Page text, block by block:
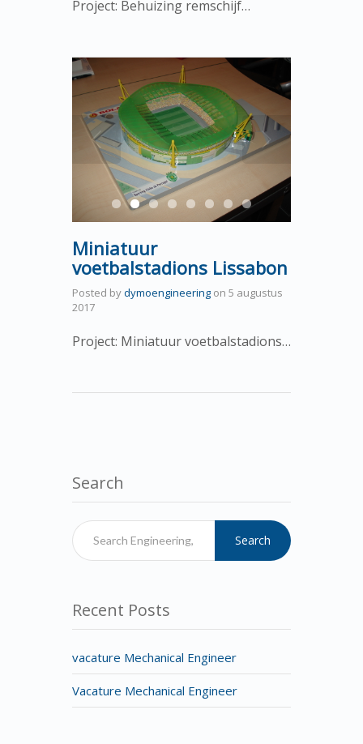
Project: Behuizing remschijf…
Miniatuur
voetbalstadions Lissabon
Posted bydymoengineering on 5 augustus
2017
Project: Miniatuur voetbalstadions…
Search
Search
Recent Posts
vacature Mechanical Engineer
Vacature Mechanical Engineer